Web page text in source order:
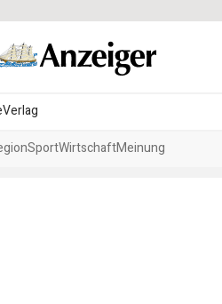
Verlag
SportWirtschaftMeinung